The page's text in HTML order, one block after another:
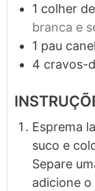
1 colher
branca e
1 pau
4 cravos-
Esprema
suco e
Separe
adicione